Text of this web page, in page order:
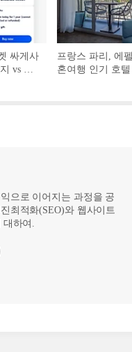
싸게사
vs 여
프랑스 파리, 에
혼여행 인기 호텔
으로 이어지는 과정을 공
최적화(SEO)와 웹사이트
대하여.